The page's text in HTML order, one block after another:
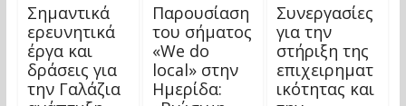
Σημαντικά
ερευνητικά
έργα και
δράσεις για
την Γαλάζια
Παρουσίαση
του σήματος
«We do
local» στην
Ημερίδα:
Συνεργασίες
για την
στήριξη της
επιχειρηματ
ικότητας και